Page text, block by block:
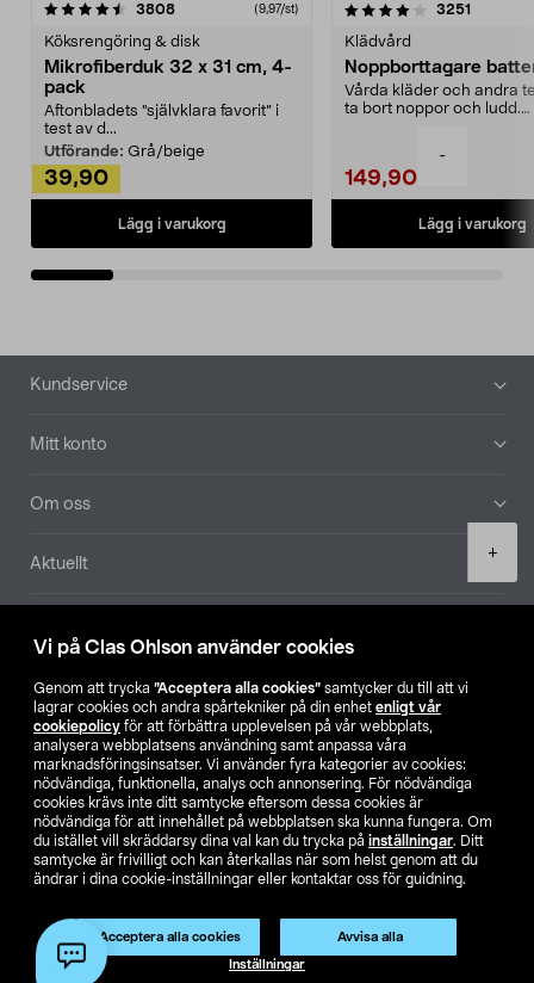
Vi på Clas Ohlson använder cookies
Genom att trycka ”Acceptera alla cookies” samtycker du till att vi
lagrar cookies och andra spårtekniker på din enhet enligt vår
cookiepolicy för att förbättra upplevelsen på vår webbplats,
analysera webbplatsens användning samt anpassa våra
marknadsföringsinsatser. Vi använder fyra kategorier av cookies:
nödvändiga, funktionella, analys och annonsering. För nödvändiga
cookies krävs inte ditt samtycke eftersom dessa cookies är
nödvändiga för att innehållet på webbplatsen ska kunna fungera. Om
du istället vill skräddarsy dina val kan du trycka på inställningar. Ditt
samtycke är frivilligt och kan återkallas när som helst genom att du
ändrar i dina cookie-inställningar eller kontaktar oss för guidning.
Acceptera alla cookies Avvisa alla
Inställningar
-
+
3808recensioner (9,97/st)
Köksrengöring & disk
Mikrofiberduk 32 x 31 cm, 4-
pack
Aftonbladets "självklara favorit” i
test av d...
Utförande: Grå/beige
39,90
Lägg i varukorg
4.0av 5 stjärnor 3251
Klädvård
Noppborttagare
Vårda kläder och andra
ta bort noppor och ludd.
149,90
Lägg i varukorg
4.5av 5 stjärnor
Sidfot
Kundservice
Mitt konto
Om oss
Aktuellt
Hitta butik
SE NO FI
Ändra till priser exklusive moms